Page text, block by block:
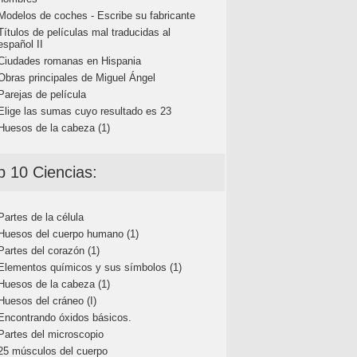
de coches - Escribe su fabricante
de películas mal traducidas al
II
romanas en Hispania
principales de Miguel Ángel
de película
las sumas cuyo resultado es 23
de la cabeza (1)
10 Ciencias:
de la célula
del cuerpo humano (1)
del corazón (1)
químicos y sus símbolos (1)
de la cabeza (1)
del cráneo (I)
óxidos básicos.
del microscopio
músculos del cuerpo